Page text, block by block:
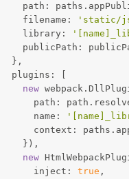
path:
    filename:
'static/
    library:
publicPath:
  },
  plugins: [
new
path:
      name:
context:
    }),
new
      inject:
true ,